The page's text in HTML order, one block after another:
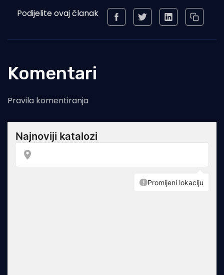
Podijelite ovaj članak
Komentari
Pravila komentiranja